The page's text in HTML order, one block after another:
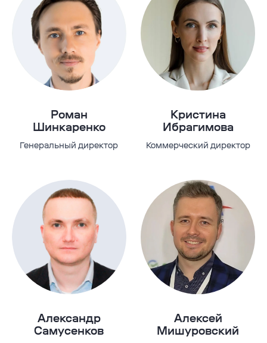
Роман
Шинкаренко
Генеральный директор
Кристина
Ибрагимова
Коммерческий директор
Александр
Самусенков
Алексей
Мишуровский